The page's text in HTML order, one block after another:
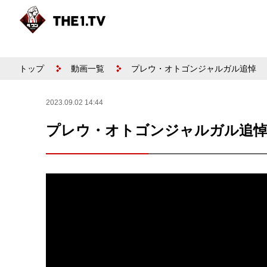
トップ 動画一覧 プレウ・オトゴンジャルガル追悼
2023.09.02 14:44
プレウ・オトゴンジャルガル追悼